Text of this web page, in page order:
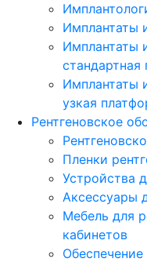
Имплантаты
Имплантаты
стандартная
Имплантаты
узкая
Рентгеновское
Пленки
Устройства
Аксессуары
Мебель для
кабинетов